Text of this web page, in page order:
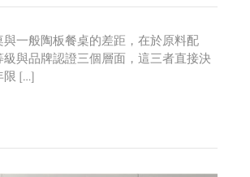
一般陶板餐桌的差距，在於原料配
與品牌認證三個層面，這三者直接決
限 […]